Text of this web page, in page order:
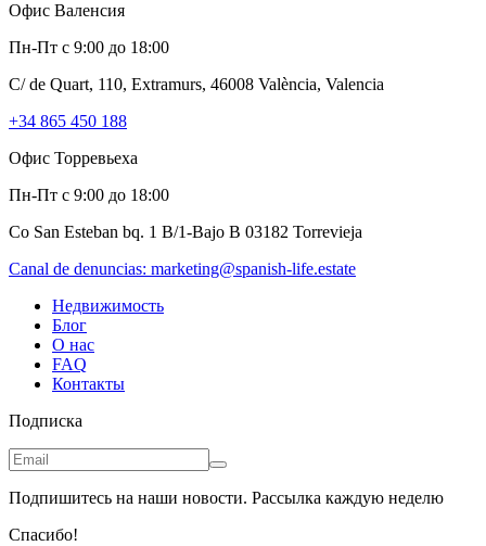
Офис Валенсия
Пн-Пт с 9:00 до 18:00
C/ de Quart, 110, Extramurs, 46008 València, Valencia
+34 865 450 188
Офис Торревьеха
Пн-Пт с 9:00 до 18:00
Co San Esteban bq. 1 B/1-Bajo B 03182 Torrevieja
Canal de denuncias: marketing@spanish-life.estate
Недвижимость
Блог
О нас
FAQ
Контакты
Подписка
Подпишитесь на наши новости. Рассылка каждую неделю
Спасибо!